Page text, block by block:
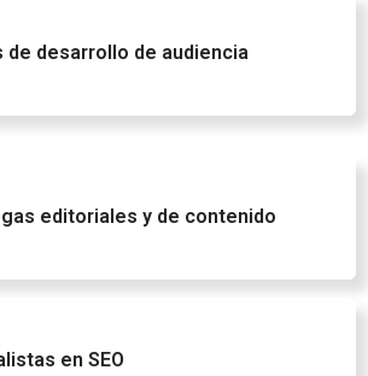
de desarrollo de audiencia
editoriales y de contenido
en SEO